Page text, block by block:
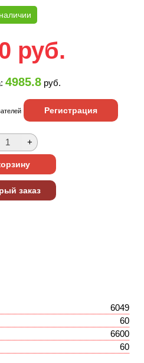
руб.
4985.8руб.
Регистрация
6049
60
6600
60